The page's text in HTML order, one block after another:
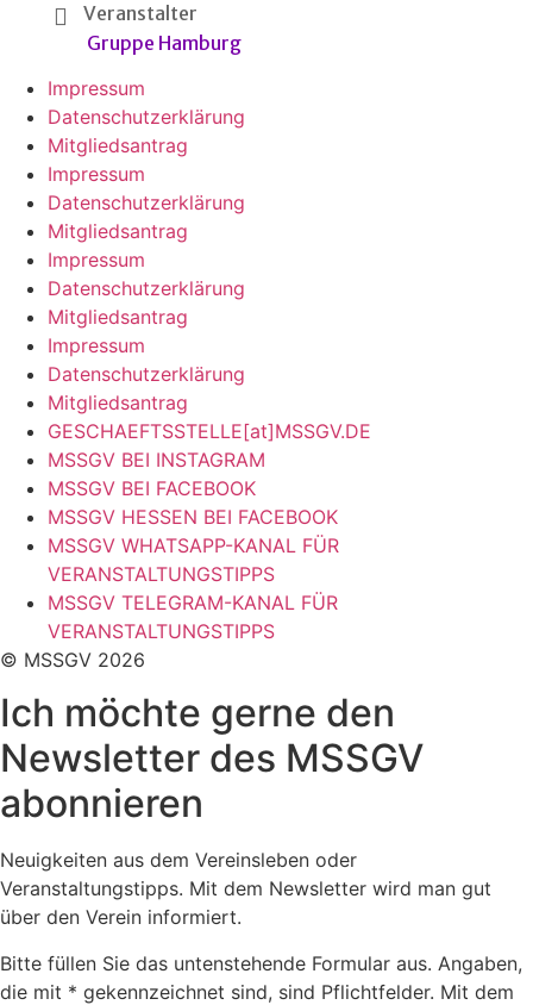
Veranstalter
Gruppe Hamburg
Impressum
Datenschutzerklärung
Mitgliedsantrag
Impressum
Datenschutzerklärung
Mitgliedsantrag
Impressum
Datenschutzerklärung
Mitgliedsantrag
Impressum
Datenschutzerklärung
Mitgliedsantrag
GESCHAEFTSSTELLE[at]MSSGV.DE
MSSGV BEI INSTAGRAM
MSSGV BEI FACEBOOK
MSSGV HESSEN BEI FACEBOOK
MSSGV WHATSAPP-KANAL FÜR
VERANSTALTUNGSTIPPS
MSSGV TELEGRAM-KANAL FÜR
VERANSTALTUNGSTIPPS
© MSSGV 2026
Ich möchte gerne den
Newsletter des MSSGV
abonnieren
Neuigkeiten aus dem Vereinsleben oder
Veranstaltungstipps. Mit dem Newsletter wird man gut
über den Verein informiert.
Bitte füllen Sie das untenstehende Formular aus. Angaben,
die mit * gekennzeichnet sind, sind Pflichtfelder. Mit dem